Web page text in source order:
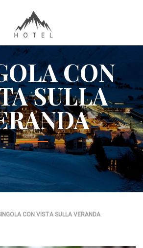
CON
SULLA
CON VISTA SULLA VERANDA